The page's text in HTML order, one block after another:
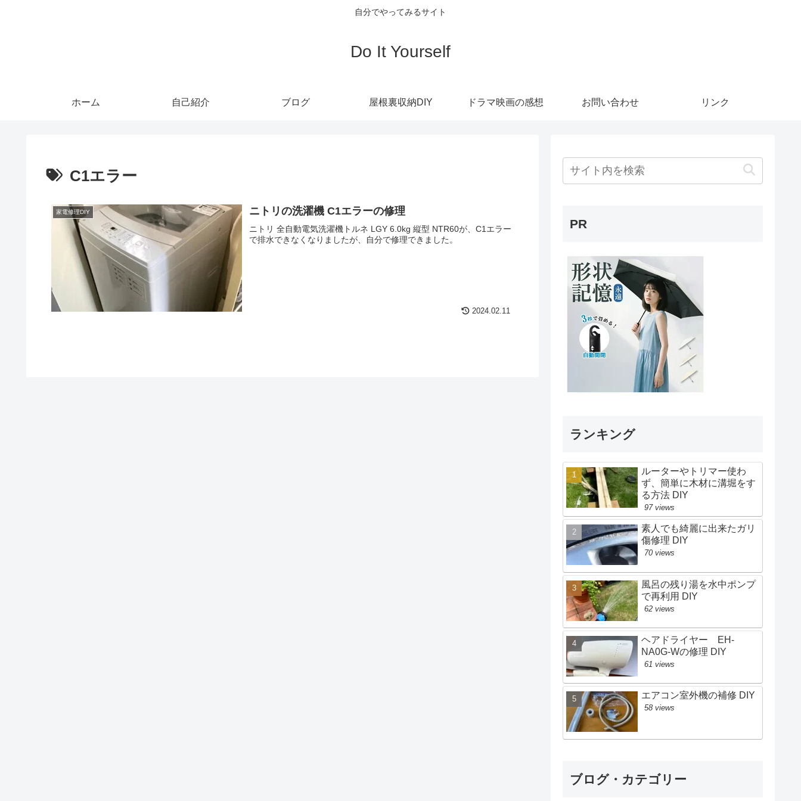
自分でやってみるサイト
Do It Yourself
ホーム 自己紹介 ブログ 屋根裏収納DIY ドラマ映画の感想 お問い合わせ リンク
C1エラー
家電修理DIY ニトリの洗濯機 C1エラーの修理
ニトリ 全自動電気洗濯機トルネ LGY 6.0kg 縦型 NTR60が、C1エラー
で排水できなくなりましたが、自分で修理できました。
2024.02.11
PR
ランキング
ルーターやトリマー使わ
ず、簡単に木材に溝堀をす
る方法 DIY
97 views
素人でも綺麗に出来たガリ
傷修理 DIY
70 views
風呂の残り湯を水中ポンプ
で再利用 DIY
62 views
ヘアドライヤー EH-
NA0G-Wの修理 DIY
61 views
エアコン室外機の補修 DIY
58 views
ブログ・カテゴリー